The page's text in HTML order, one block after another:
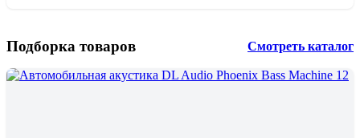
Подборка товаров Смотреть каталог